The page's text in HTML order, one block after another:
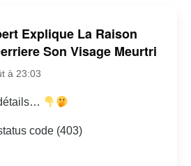
Explique La Raison
Son Visage Meurtri
à 23:03
code (403)